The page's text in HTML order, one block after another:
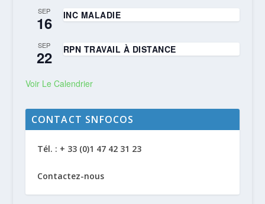
SEP
16 INC MALADIE
SEP
22 RPN TRAVAIL À DISTANCE
Voir Le Calendrier
CONTACT SNFOCOS
Tél. : + 33 (0)1 47 42 31 23
Contactez-nous